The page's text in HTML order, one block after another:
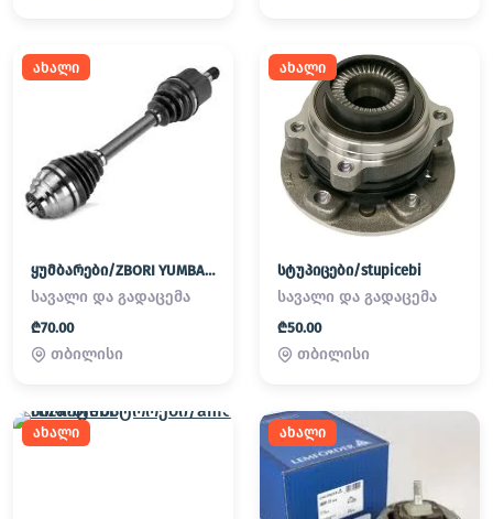
ახალი
ყუმბარები/ZBORI YUMBAREBI
სავალი და გადაცემა
₾70.00
თბილისი
ახალი
სტუპიცები/stupicebi
სავალი და გადაცემა
₾50.00
თბილისი
ახალი ახალი